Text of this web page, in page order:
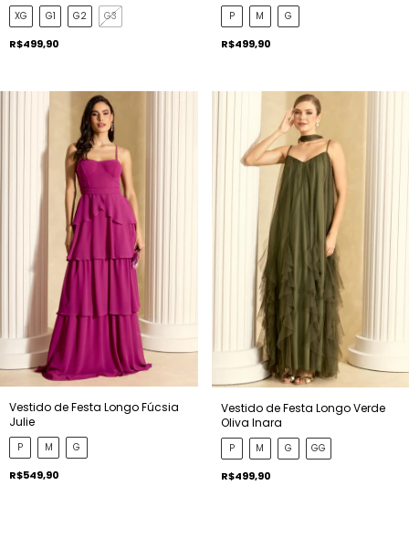
XG G1 G2 G3
R$499,90
P M G
R$499,90
Vestido de Festa Longo Fúcsia
Julie
P M G
R$549,90
Vestido de Festa Longo Verde
Oliva Inara
P M G GG
R$499,90